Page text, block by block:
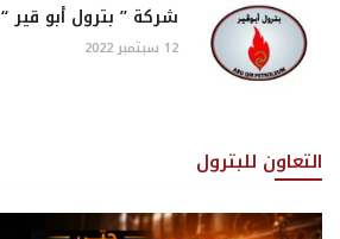
شركة ” بترول أبو قير “
12 سبتمبر 2022
التعاون للبترول